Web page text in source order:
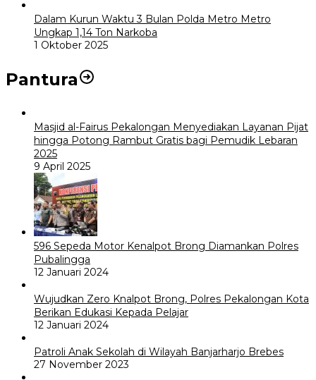
Dalam Kurun Waktu 3 Bulan Polda Metro Metro
Ungkap 1,14 Ton Narkoba
1 Oktober 2025
Pantura
Masjid al-Fairus Pekalongan Menyediakan Layanan Pijat
hingga Potong Rambut Gratis bagi Pemudik Lebaran
2025
9 April 2025
596 Sepeda Motor Kenalpot Brong Diamankan Polres
Pubalingga
12 Januari 2024
Wujudkan Zero Knalpot Brong, Polres Pekalongan Kota
Berikan Edukasi Kepada Pelajar
12 Januari 2024
Patroli Anak Sekolah di Wilayah Banjarharjo Brebes
27 November 2023